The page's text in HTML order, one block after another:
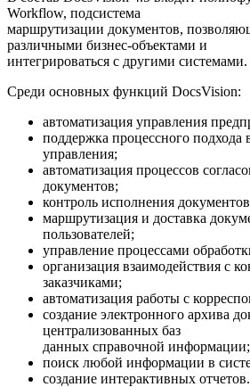
Workflow, подсистема
маршрутизации документов,
различными бизнес-объектами и
интегрироваться с другими системами.
Среди основных функций DocsVision:
автоматизация управления
поддержка процессного подхода
управления;
автоматизация процессов
документов;
контроль исполнения
маршрутизация и доставка
пользователей;
управление процессами
организация взаимодействия с
заказчиками;
автоматизация работы с
создание электронного архива
централизованных баз
данных справочной информации;
поиск любой информации в
создание интерактивных отчетов.